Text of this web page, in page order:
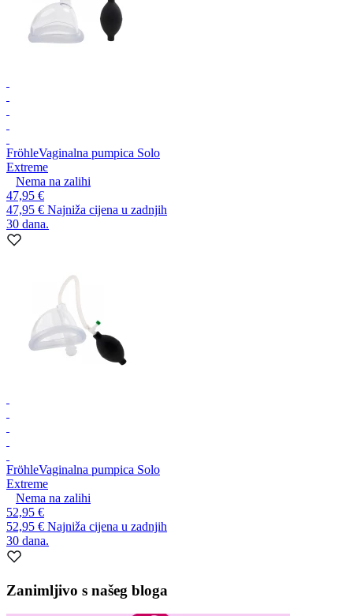
FröhleVaginalna pumpica Solo
Extreme
Nema na zalihi
47,95 €
47,95 € Najniža cijena u zadnjih
30 dana.
FröhleVaginalna pumpica Solo
Extreme
Nema na zalihi
52,95 €
52,95 € Najniža cijena u zadnjih
30 dana.
Zanimljivo s našeg bloga